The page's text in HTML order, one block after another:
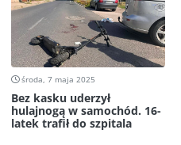
środa, 7 maja 2025
Bez kasku uderzył
hulajnogą w samochód. 16-
latek trafił do szpitala